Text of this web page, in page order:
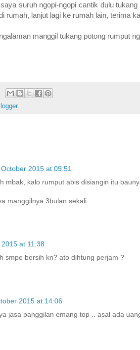
suruh ngopi-ngopi cantik dulu
rumah, lanjut lagi ke rumah lain, terima
manggil tukang potong rumput
2015 at 09:51
mbak, kalo rumput abis disiangin itu
manggilnya 3bulan sekali
at 11:38
smpe bersih kn? ato dihtung perjam ?
2015 at 14:06
jasa panggilan emang top .. asal ada